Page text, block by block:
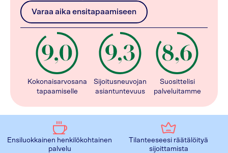
Varaa aika ensitapaamiseen
Kokonaisarvosana
tapaamiselle
Sijoitusneuvojan
asiantuntevuus
Suosittelisi
palveluitamme
Ensiluokkainen henkilökohtainen
palvelu
Tilanteeseesi räätälöityä
sijoittamista